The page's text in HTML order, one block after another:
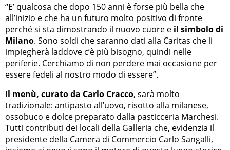
“E’ qualcosa che dopo 150 anni è forse più bella che
all’inizio e che ha un futuro molto positivo di fronte
perché si sta dimostrando il nuovo cuore e il simbolo di
Milano. Sono soldi che saranno dati alla Caritas che li
impiegherà laddove c’è più bisogno, quindi nelle
periferie. Cerchiamo di non perdere mai occasione per
essere fedeli al nostro modo di essere”.
Il menù, curato da Carlo Cracco, sarà molto
tradizionale: antipasto all’uovo, risotto alla milanese,
ossobuco e dolce preparato dalla pasticceria Marchesi.
Tutti contributi dei locali della Galleria che, evidenzia il
presidente della Camera di Commercio Carlo Sangalli,